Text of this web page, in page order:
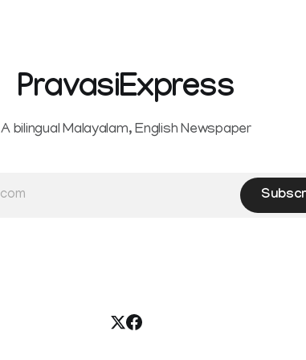
PravasiExpress
A bilingual Malayalam, English Newspaper